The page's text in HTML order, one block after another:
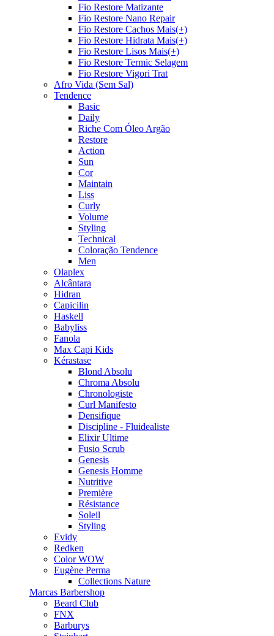
Fio Restore Matizante
Fio Restore Nano Repair
Fio Restore Cachos Mais(+)
Fio Restore Hidrata Mais(+)
Fio Restore Lisos Mais(+)
Fio Restore Termic Selagem
Fio Restore Vigori Trat
Afro Vida (Sem Sal)
Tendence
Basic
Daily
Riche Com Óleo Argão
Restore
Action
Sun
Cor
Maintain
Liss
Curly
Volume
Styling
Technical
Coloração Tendence
Men
Olaplex
Alcântara
Hidran
Capicilin
Haskell
Babyliss
Fanola
Max Capi Kids
Kérastase
Blond Absolu
Chroma Absolu
Chronologiste
Curl Manifesto
Densifique
Discipline - Fluidealiste
Elixir Ultime
Fusio Scrub
Genesis
Genesis Homme
Nutritive
Première
Résistance
Soleil
Styling
Evidy
Redken
Color WOW
Eugène Perma
Collections Nature
Marcas Barbershop
Beard Club
FNX
Barburys